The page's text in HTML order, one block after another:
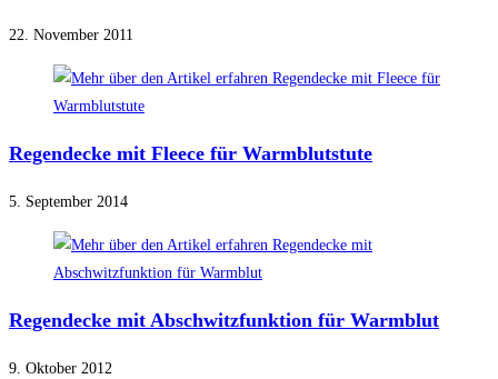
22. November 2011
Regendecke mit Fleece für Warmblutstute
5. September 2014
Regendecke mit Abschwitzfunktion für Warmblut
9. Oktober 2012